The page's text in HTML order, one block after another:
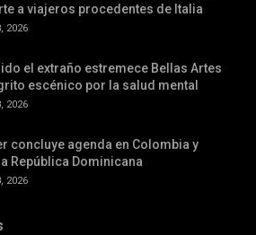
a viajeros procedentes de Italia
2026
el extraño estremece Bellas Artes
escénico por la salud mental
2026
concluye agenda en Colombia y
República Dominicana
2026